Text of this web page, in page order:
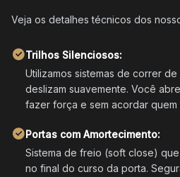
Veja os detalhes técnicos dos
Trilhos Silenciosos:
Utilizamos sistemas de correr
deslizam suavemente. Você
fazer força e sem acordar quem
Portas com Amortecimento:
Sistema de freio (soft close)
no final do curso da porta.